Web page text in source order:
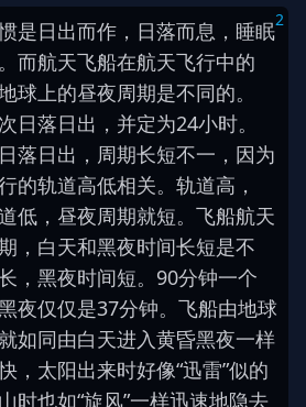
2
是日出而作 ， 日落而息 ， 睡眠
。 而航天飞船在航天飞行中的
球上的昼夜周期是不同的。
次日落日出 ， 并定为24小时。
日落日出 ， 周期长短不一 ， 因为
的轨道高低相关。 轨道高 ，
低 ， 昼夜周期就短。 飞船航天
， 白天和黑夜时间长短是不
， 黑夜时间短。 90分钟一个
夜仅仅是37分钟。 飞船由地球
如同由白天进入黄昏黑夜一样
， 太阳出来时好像“迅雷”似的
时也如“旋风”一样迅速地隐去